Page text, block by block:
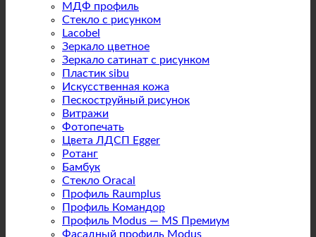
МДФ профиль
Стекло с рисунком
Lacobel
Зеркало цветное
Зеркало сатинат с рисунком
Пластик sibu
Искусственная кожа
Пескоструйный рисунок
Витражи
Фотопечать
Цвета ЛДСП Egger
Ротанг
Бамбук
Стекло Oracal
Профиль Raumplus
Профиль Командор
Профиль Modus — MS Премиум
Фасадный профиль Modus